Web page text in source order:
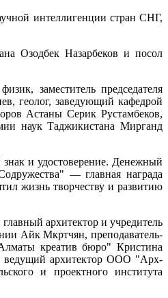
интеллигенции стран СНГ,
Озодбек Назарбеков и посол
заместитель председателя
геолог, заведующий кафедрой
Астаны Серик Рустамбеков,
наук Таджикистана Мирганд
и удостоверение. Денежный
— главная награда
жизнь творчеству и развитию
архитектор и учредитель
Айк Мкртчян, преподаватель-
креатив бюро" Кристина
ведущий архитектор ООО "Арх-
и проектного института